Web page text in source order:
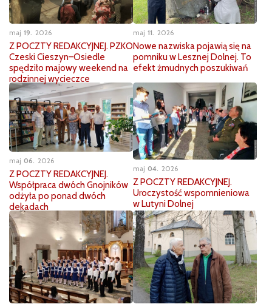
maj 19 2026
Z POCZTY REDAKCYJNEJ. PZKO
Czeski Cieszyn–Osiedle
spędziło majowy weekend na
rodzinnej wycieczce
maj 11 2026
Nowe nazwiska pojawią się na
pomniku w Lesznej Dolnej. To
efekt żmudnych poszukiwań
maj 06 2026
Z POCZTY REDAKCYJNEJ.
Współpraca dwóch Gnojników
odżyła po ponad dwóch
dekadach
maj 04 2026
Z POCZTY REDAKCYJNEJ.
Uroczystość wspomnieniowa
w Lutyni Dolnej